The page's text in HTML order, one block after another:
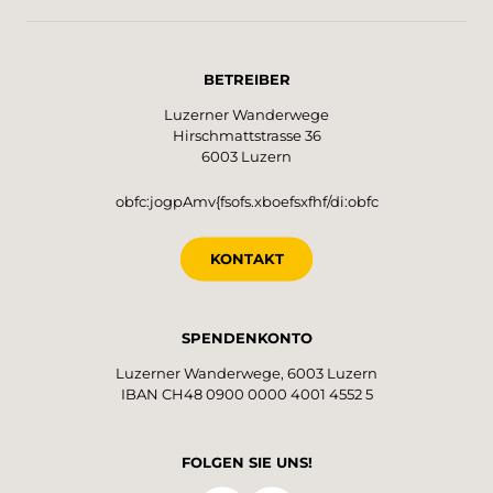
BETREIBER
Luzerner Wanderwege
Hirschmattstrasse 36
6003 Luzern
obfc:jogpAmv{fsofs.xboefsxfhf/di:obfc
KONTAKT
SPENDENKONTO
Luzerner Wanderwege, 6003 Luzern
IBAN CH48 0900 0000 4001 4552 5
FOLGEN SIE UNS!